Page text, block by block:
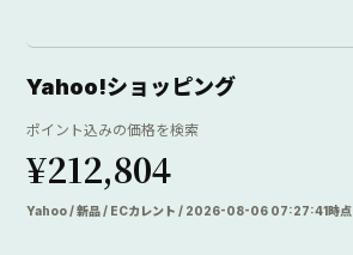
Yahoo!ショッピング
ポイント込みの価格を検索
¥212,804
Yahoo / 新品 / ECカレント / 2026-08-06 07:27:41時点